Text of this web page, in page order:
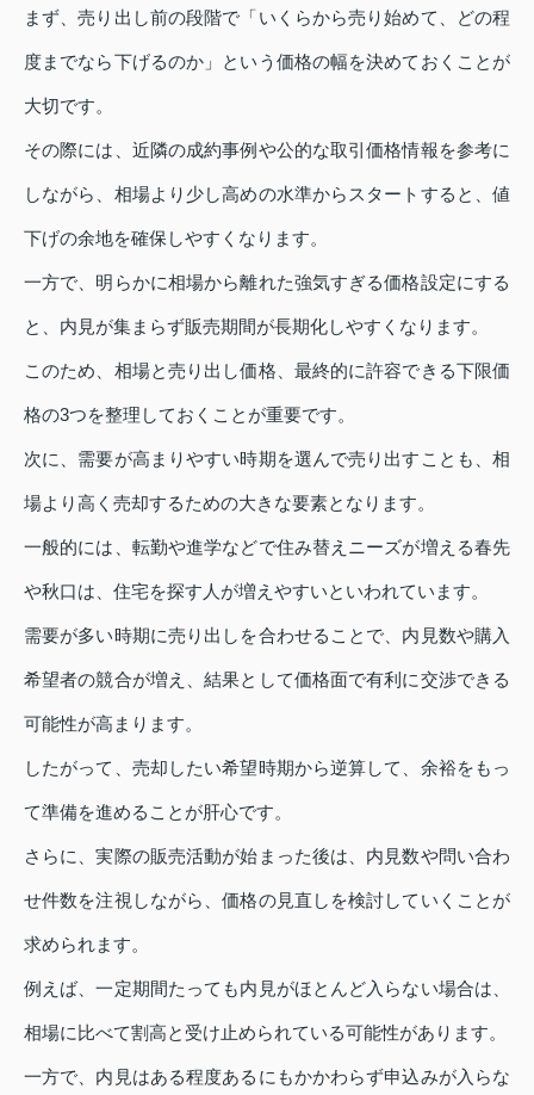
まず、売り出し前の段階で「いくらから売り始めて、どの程
度までなら下げるのか」という価格の幅を決めておくことが
大切です。
その際には、近隣の成約事例や公的な取引価格情報を参考に
しながら、相場より少し高めの水準からスタートすると、値
下げの余地を確保しやすくなります。
一方で、明らかに相場から離れた強気すぎる価格設定にする
と、内見が集まらず販売期間が長期化しやすくなります。
このため、相場と売り出し価格、最終的に許容できる下限価
格の3つを整理しておくことが重要です。
次に、需要が高まりやすい時期を選んで売り出すことも、相
場より高く売却するための大きな要素となります。
一般的には、転勤や進学などで住み替えニーズが増える春先
や秋口は、住宅を探す人が増えやすいといわれています。
需要が多い時期に売り出しを合わせることで、内見数や購入
希望者の競合が増え、結果として価格面で有利に交渉できる
可能性が高まります。
したがって、売却したい希望時期から逆算して、余裕をもっ
て準備を進めることが肝心です。
さらに、実際の販売活動が始まった後は、内見数や問い合わ
せ件数を注視しながら、価格の見直しを検討していくことが
求められます。
例えば、一定期間たっても内見がほとんど入らない場合は、
相場に比べて割高と受け止められている可能性があります。
一方で、内見はある程度あるにもかかわらず申込みが入らな